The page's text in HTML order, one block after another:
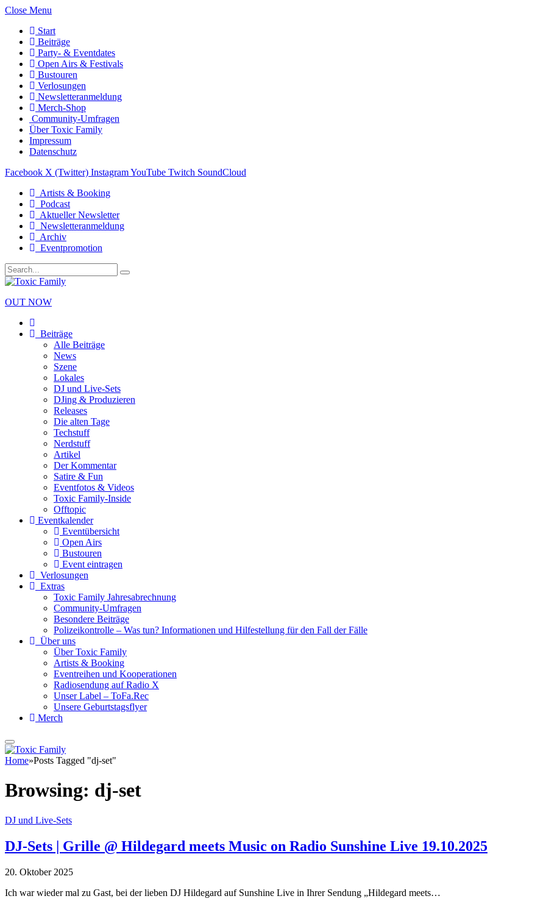
Close Menu
Start
Beiträge
Party- & Eventdates
Open Airs & Festivals
Bustouren
Verlosungen
Newsletteranmeldung
Merch-Shop
Community-Umfragen
Über Toxic Family
Impressum
Datenschutz
Facebook X (Twitter) InstagramYouTube Twitch SoundCloud
Artists & Booking
Podcast
Aktueller Newsletter
Newsletteranmeldung
Archiv
Eventpromotion
OUT NOW
Beiträge
Alle Beiträge
News
Szene
Lokales
DJ und Live-Sets
DJing & Produzieren
Releases
Die alten Tage
Techstuff
Nerdstuff
Artikel
Der Kommentar
Satire & Fun
Eventfotos & Videos
Toxic Family-Inside
Offtopic
Eventkalender
Eventübersicht
Open Airs
Bustouren
Event eintragen
Verlosungen
Extras
Toxic Family Jahresabrechnung
Community-Umfragen
Besondere Beiträge
Polizeikontrolle – Was tun? Informationen und Hilfestellung für den Fall der Fälle
Über uns
Über Toxic Family
Artists & Booking
Eventreihen und Kooperationen
Radiosendung auf Radio X
Unser Label – ToFa.Rec
Unsere Geburtstagsflyer
Merch
Home»Posts Tagged "dj-set"
Browsing: dj-set
DJ und Live-Sets
DJ-Sets | Grille @ Hildegard meets Music on Radio Sunshine Live 19.10.2025
20. Oktober 2025
Ich war wieder mal zu Gast, bei der lieben DJ Hildegard auf Sunshine Live in Ihrer Sendung „Hildegard meets…